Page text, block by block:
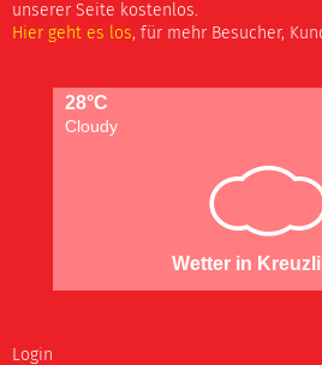
unserer Seite kostenlos.
Hier geht es los, für mehr Besucher,
28°C
Cloudy
Wetter in
Login